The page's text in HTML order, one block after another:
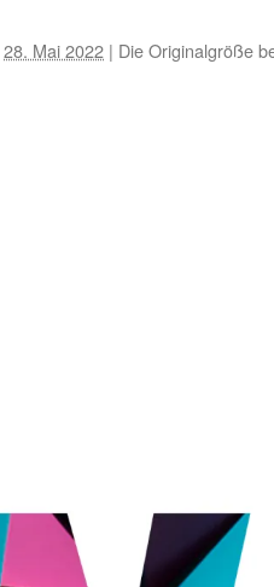
28. Mai 2022 | Die Originalgröße